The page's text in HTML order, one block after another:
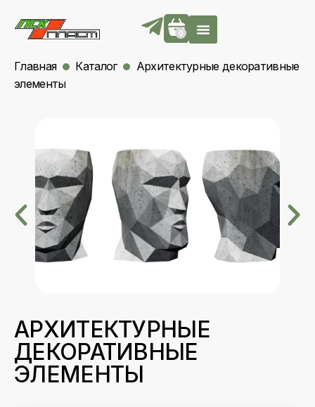
0
Главная Каталог
Архитектурные декоративные
элементы
АРХИТЕКТУРНЫЕ
ДЕКОРАТИВНЫЕ
ЭЛЕМЕНТЫ